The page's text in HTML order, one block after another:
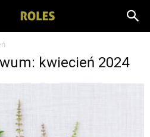
kwiecień 2024